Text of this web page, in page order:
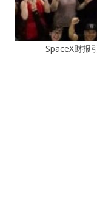
SpaceX财报